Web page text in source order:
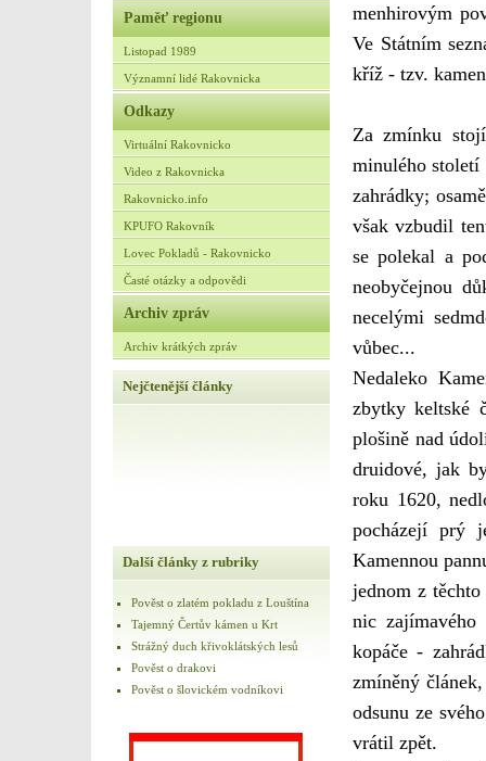
Paměť regionu
Listopad 1989
Významní lidé Rakovnicka
Odkazy
Virtuální Rakovnicko
Video z Rakovnicka
Rakovnicko.info
KPUFO Rakovník
Lovec Pokladů - Rakovnicko
Časté otázky a odpovědi
Archiv zpráv
Archiv krátkých zpráv
Nejčtenější články
Další články z rubriky
Pověst o zlatém pokladu z Louštína
Tajemný Čertův kámen u Krt
Strážný duch křivoklátských lesů
Pověst o drakovi
Pověst o šlovickém vodníkovi
menhirovým
Ve Státním
kříž - tzv.
Za zmínku
minulého století
zahrádky;
však vzbudil
se polekal a
neobyčejnou
necelými
vůbec...
Nedaleko
zbytky keltské
plošině nad
druidové, jak
roku 1620,
pocházejí prý
Kamennou
jednom z
nic zajímavého
kopáče -
zmíněný
odsunu ze
vrátil zpět.